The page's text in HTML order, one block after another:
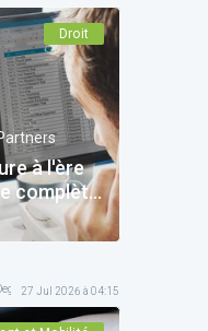
Droit
à l'ère
complète
entreprise
& Partners
27 Jul 2026 à 04:15